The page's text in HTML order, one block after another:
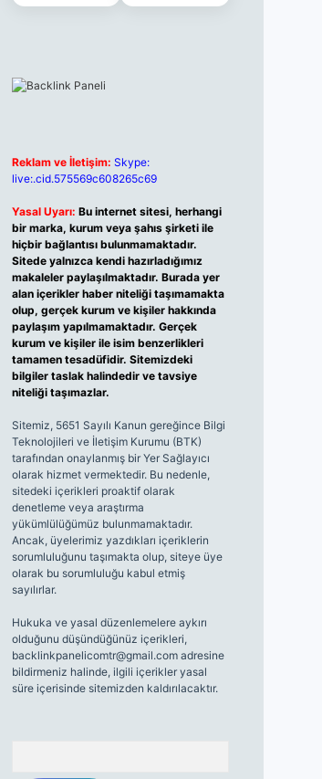
Reklam ve İletişim: Skype:
live:.cid.575569c608265c69
Yasal Uyarı: Bu internet sitesi, herhangi
bir marka, kurum veya şahıs şirketi ile
hiçbir bağlantısı bulunmamaktadır.
Sitede yalnızca kendi hazırladığımız
makaleler paylaşılmaktadır. Burada yer
alan içerikler haber niteliği taşımamakta
olup, gerçek kurum ve kişiler hakkında
paylaşım yapılmamaktadır. Gerçek
kurum ve kişiler ile isim benzerlikleri
tamamen tesadüfidir. Sitemizdeki
bilgiler taslak halindedir ve tavsiye
niteliği taşımazlar.
Sitemiz, 5651 Sayılı Kanun gereğince Bilgi
Teknolojileri ve İletişim Kurumu (BTK)
tarafından onaylanmış bir Yer Sağlayıcı
olarak hizmet vermektedir. Bu nedenle,
sitedeki içerikleri proaktif olarak
denetleme veya araştırma
yükümlülüğümüz bulunmamaktadır.
Ancak, üyelerimiz yazdıkları içeriklerin
sorumluluğunu taşımakta olup, siteye üye
olarak bu sorumluluğu kabul etmiş
sayılırlar.
Hukuka ve yasal düzenlemelere aykırı
olduğunu düşündüğünüz içerikleri,
backlinkpanelicomtr@gmail.comadresine
bildirmeniz halinde, ilgili içerikler yasal
süre içerisinde sitemizden kaldırılacaktır.